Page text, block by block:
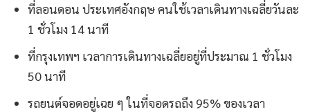
ที่ลอนดอน ประเทศอังกฤษ คนใช้เวลาเดินทางเฉลี่ยวันละ
1 ชั่วโมง 14 นาที
ที่กรุงเทพฯ เวลาการเดินทางเฉลี่ยอยู่ที่ประมาณ 1 ชั่วโมง
50 นาที
รถยนต์จอดอยู่เฉย ๆ ในที่จอดรถถึง 95% ของเวลา